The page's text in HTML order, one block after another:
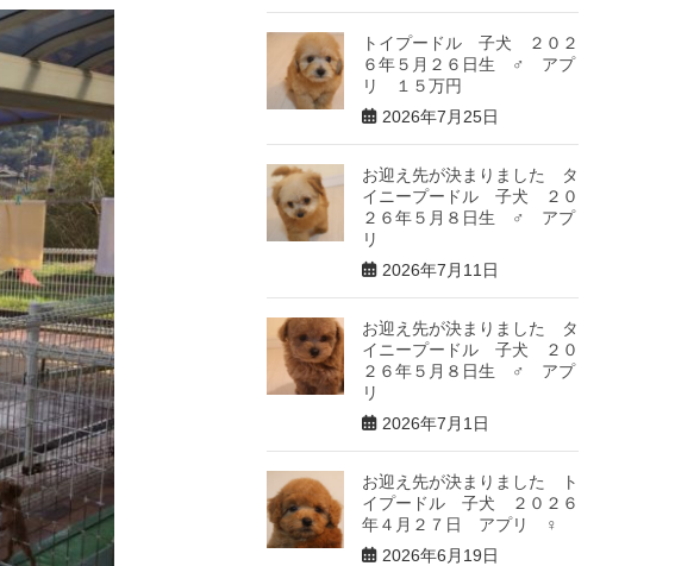
トイプードル 子犬 ２０２
６年５月２６日生 ♂ アプ
リ １５万円
2026年7月25日
お迎え先が決まりました タ
イニープードル 子犬 ２０
２６年５月８日生 ♂ アプ
リ
2026年7月11日
お迎え先が決まりました タ
イニープードル 子犬 ２０
２６年５月８日生 ♂ アプ
リ
2026年7月1日
お迎え先が決まりました ト
イプードル 子犬 ２０２６
年４月２７日 アプリ ♀
2026年6月19日